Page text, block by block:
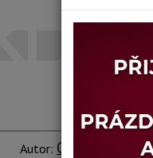
Autor: Otto